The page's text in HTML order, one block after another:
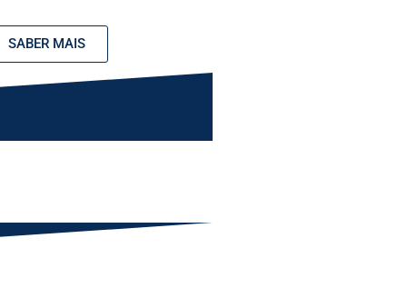
SABER MAIS